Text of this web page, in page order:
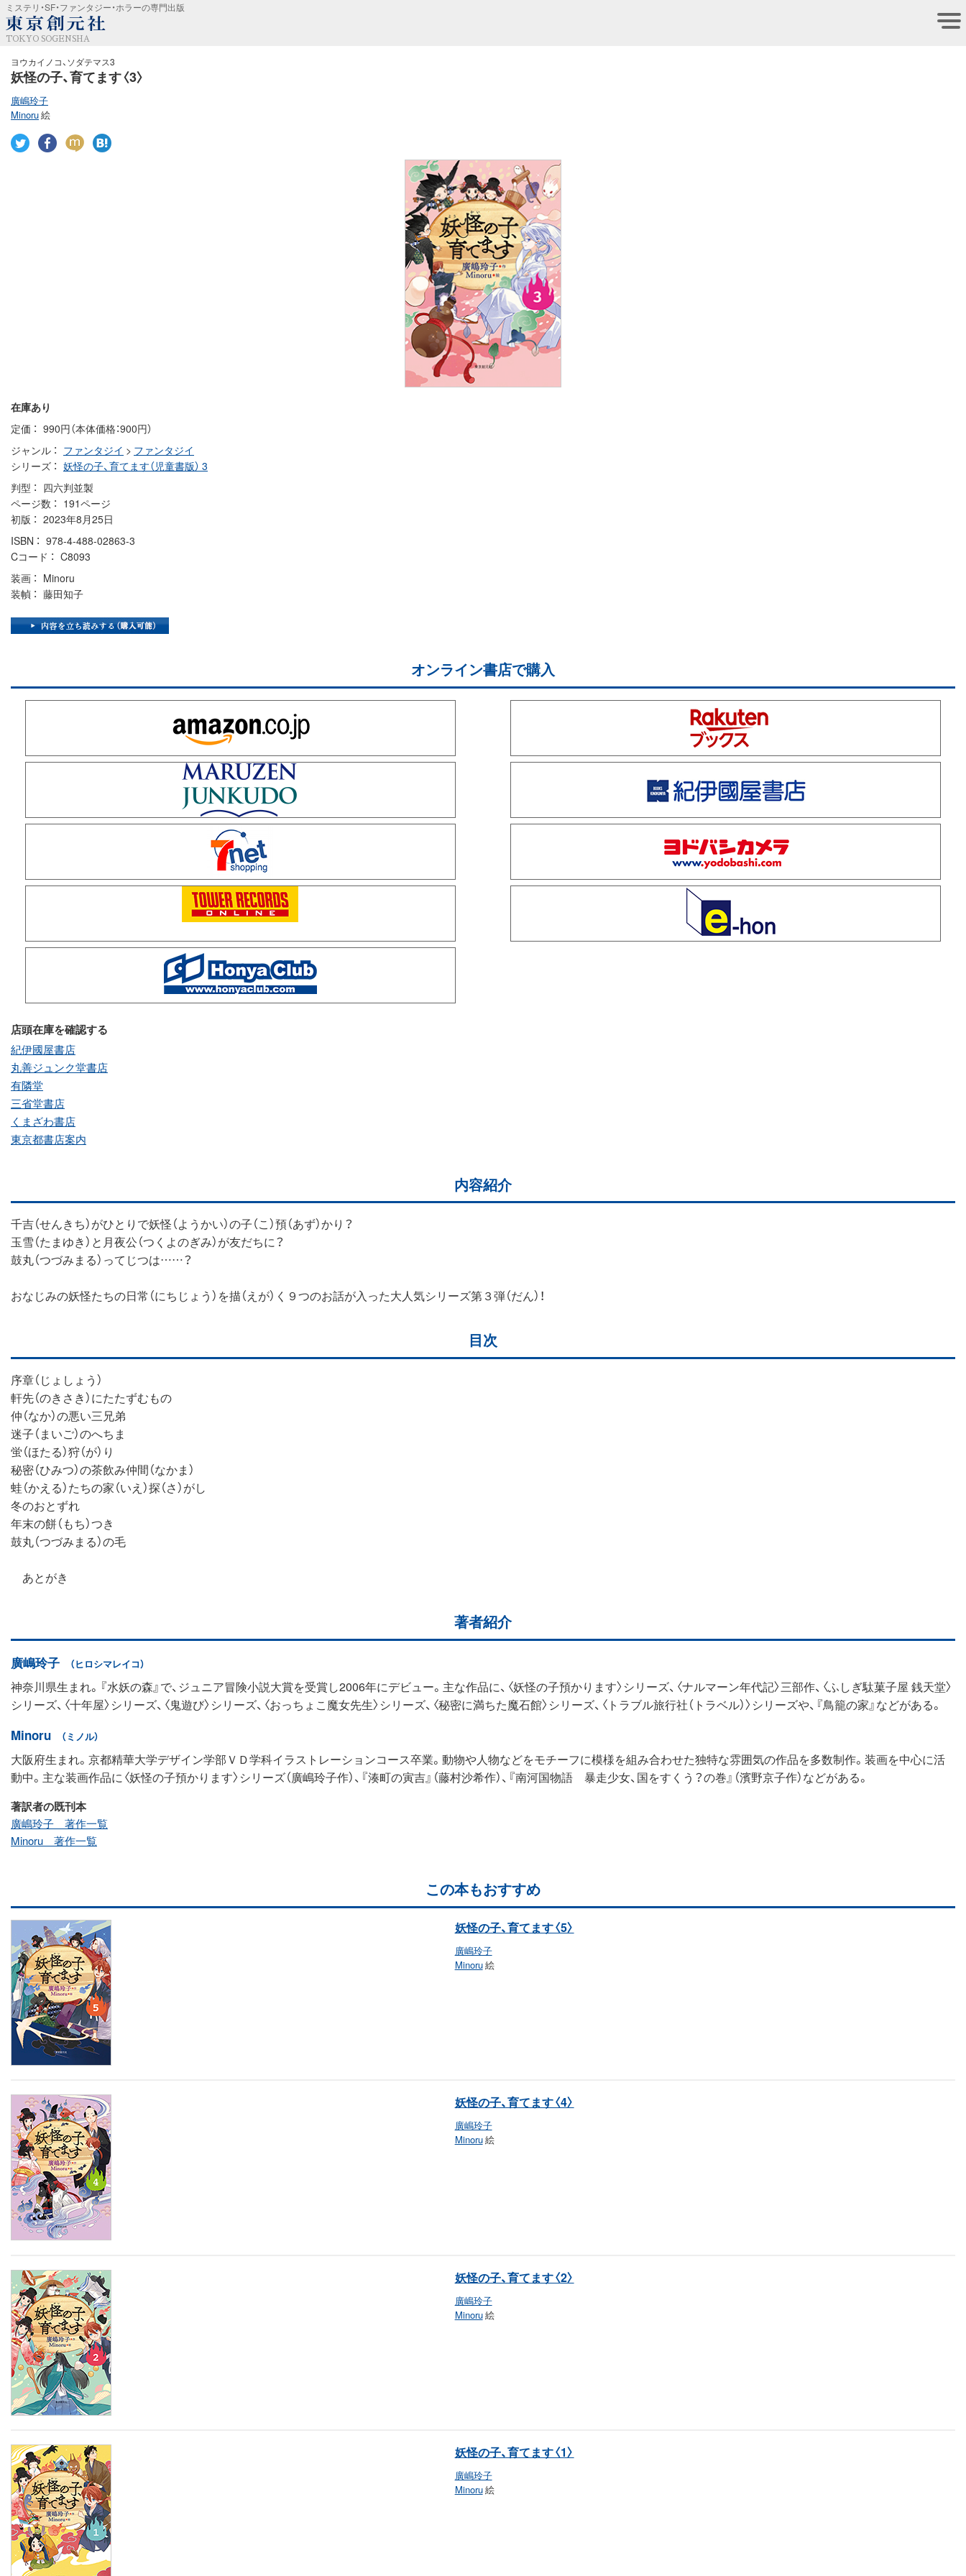
ミステリ・SF・ファンタジー・ホラーの専門出版
TOKYO SOGENSHA
ヨウカイノコ、ソダテマス3
妖怪の子、育てます〈3〉
廣嶋玲子
Minoru絵
在庫あり
定価
990円（本体価格：900円）
ジャンル
ファンタジイ > ファンタジイ
シリーズ
妖怪の子、育てます（児童書版） 3
判型
四六判並製
ページ数
191ページ
初版
2023年8月25日
ISBN
978-4-488-02863-3
Cコード
C8093
装画
Minoru
装幀
藤田知子
オンライン書店で購入
店頭在庫を確認する
紀伊國屋書店
丸善ジュンク堂書店
有隣堂
三省堂書店
くまざわ書店
東京都書店案内
内容紹介
千吉（せんきち）がひとりで妖怪（ようかい）の子（こ）預（あず）かり？
玉雪（たまゆき）と月夜公（つくよのぎみ）が友だちに？
鼓丸（つづみまる）ってじつは……？
おなじみの妖怪たちの日常（にちじょう）を描（えが）く９つのお話が入った大人気シリーズ第３弾（だん）！
目次
序章（じょしょう）
軒先（のきさき）にたたずむもの
仲（なか）の悪い三兄弟
迷子（まいご）のへちま
蛍（ほたる）狩（が）り
秘密（ひみつ）の茶飲み仲間（なかま）
蛙（かえる）たちの家（いえ）探（さ）がし
冬のおとずれ
年末の餅（もち）つき
鼓丸（つづみまる）の毛
あとがき
著者紹介
廣嶋玲子 （ヒロシマレイコ）
神奈川県生まれ。『水妖の森』で、ジュニア冒険小説大賞を受賞し2006年にデビュー。主な作品に、〈妖怪の子預かります〉シリーズ、〈ナルマーン年代記〉三部作、〈ふしぎ駄菓子屋 銭天堂〉
シリーズ、〈十年屋〉シリーズ、〈鬼遊び〉シリーズ、〈おっちょこ魔女先生〉シリーズ、〈秘密に満ちた魔石館〉シリーズ、〈トラブル旅行社（トラベル）〉シリーズや、『鳥籠の家』などがある。
Minoru （ミノル）
大阪府生まれ。京都精華大学デザイン学部ＶＤ学科イラストレーションコース卒業。動物や人物などをモチーフに模様を組み合わせた独特な雰囲気の作品を多数制作。装画を中心に活
動中。主な装画作品に〈妖怪の子預かります〉シリーズ（廣嶋玲子作）、『湊町の寅吉』（藤村沙希作）、『南河国物語 暴走少女、国をすくう？の巻』（濱野京子作）などがある。
著訳者の既刊本
廣嶋玲子 著作一覧
Minoru 著作一覧
この本もおすすめ
妖怪の子、育てます〈5〉
廣嶋玲子
Minoru絵
妖怪の子、育てます〈4〉
廣嶋玲子
Minoru絵
妖怪の子、育てます〈2〉
廣嶋玲子
Minoru絵
妖怪の子、育てます〈1〉
廣嶋玲子
Minoru絵